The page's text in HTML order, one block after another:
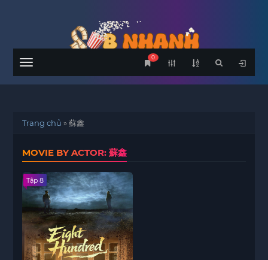
Menu
0
Trang chủ »蘇鑫
MOVIE BY ACTOR: 蘇鑫
Tập 8